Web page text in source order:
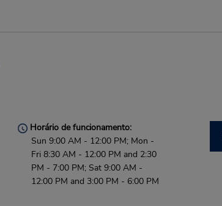
Horário de funcionamento:
Sun 9:00 AM - 12:00 PM; Mon -
Fri 8:30 AM - 12:00 PM and 2:30
PM - 7:00 PM; Sat 9:00 AM -
12:00 PM and 3:00 PM - 6:00 PM